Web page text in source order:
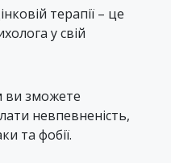
терапії – це
у свій
ви зможете
невпевненість,
та фобії.